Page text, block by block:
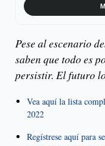
Pese al escenario
saben que todo es
persistir. El futuro
Vea aquí la lista
2022
Regístrese aquí para